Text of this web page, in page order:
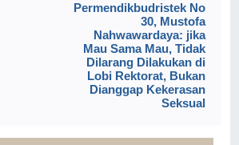
Permendikbudristek No
30, Mustofa
Nahwawardaya: jika
Mau Sama Mau, Tidak
Dilarang Dilakukan di
Lobi Rektorat, Bukan
Dianggap Kekerasan
Seksual